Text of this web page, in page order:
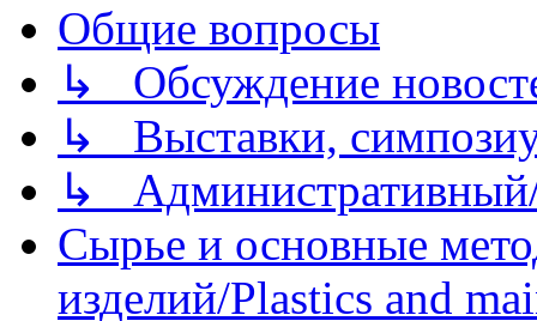
Общие вопросы
↳ Обсуждение
↳ Выставки,
↳
Сырье и основные
изделий/Plastics and